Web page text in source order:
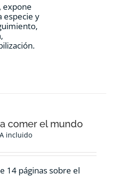
expone
especie y
comer el mundo
incluido
14 páginas sobre el